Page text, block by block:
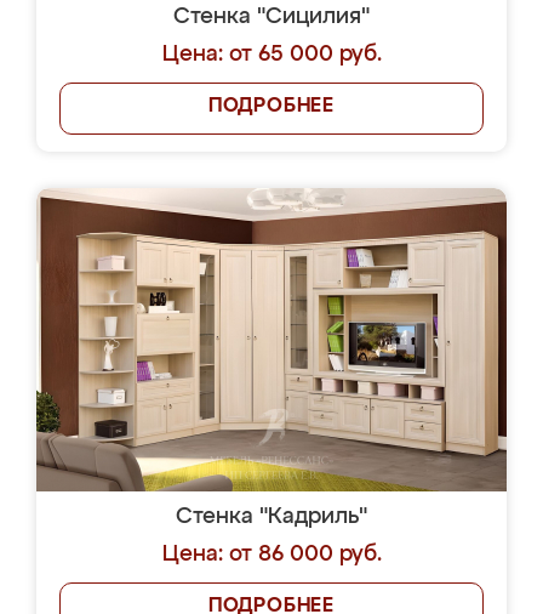
Стенка "Сицилия"
Цена: от 65 000 руб.
ПОДРОБНЕЕ
Стенка "Кадриль"
Цена: от 86 000 руб.
ПОДРОБНЕЕ